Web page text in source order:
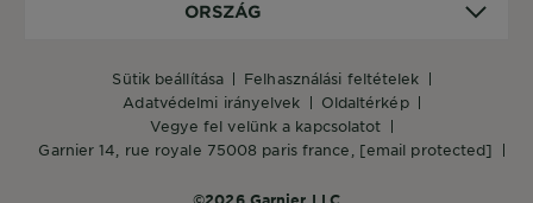
sütik beállítása
felhasználási feltételek
adatvédelmi irányelvek
oldaltérkép
vegye fel velünk a kapcsolatot
garnier 14, rue royale 75008 paris france, [email protected]
ORSZÁG